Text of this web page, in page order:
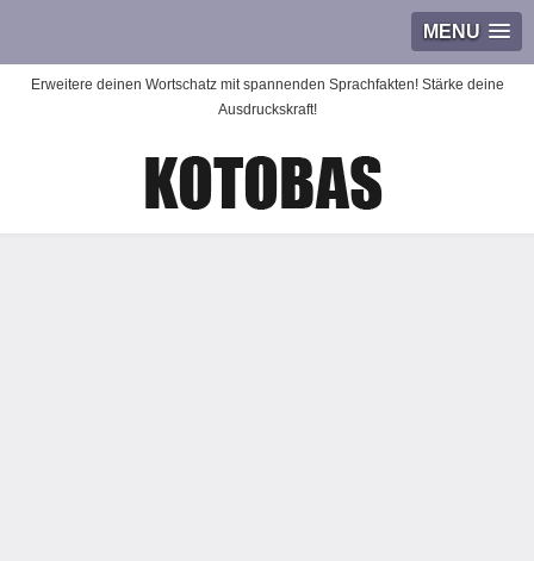
MENU
Erweitere deinen Wortschatz mit spannenden Sprachfakten! Stärke deine
Ausdruckskraft!